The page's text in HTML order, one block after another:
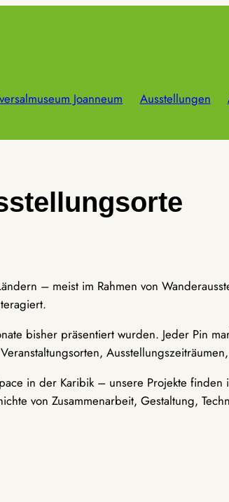
Joanneum Ausstellungen
– meist im Rahmen von
bisher präsentiert wurden. Jeder Pin
in der Karibik – unsere Projekte
von Zusammenarbeit, Gestaltung,